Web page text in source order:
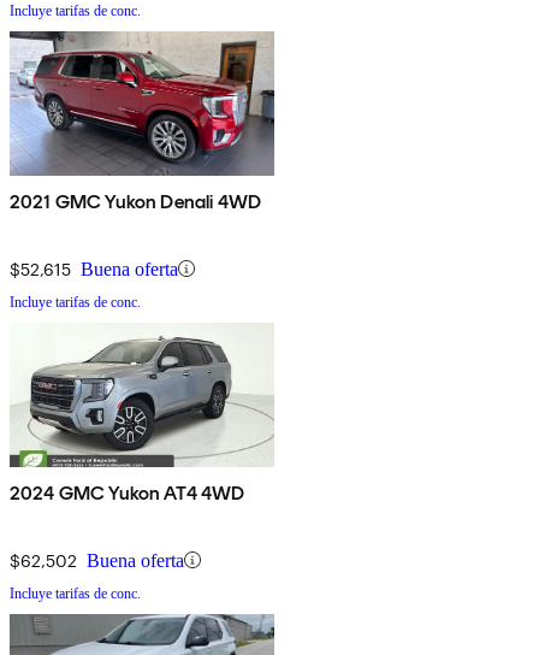
Incluye tarifas de conc.
2021 GMC Yukon Denali 4WD
$52,615 Buena oferta
Incluye tarifas de conc.
2024 GMC Yukon AT4 4WD
$62,502 Buena oferta
Incluye tarifas de conc.